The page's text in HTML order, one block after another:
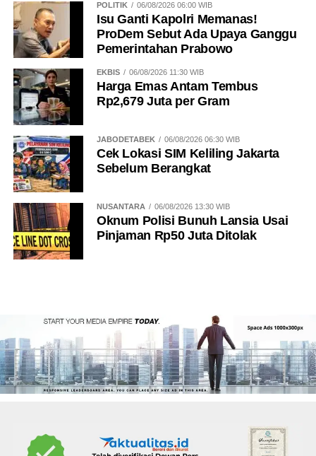
POLITIK 06/08/2026 06:00 WIB
Isu Ganti Kapolri Memanas!
ProDem Sebut Ada Upaya Ganggu
Pemerintahan Prabowo
EKBIS 06/08/2026 11:30 WIB
Harga Emas Antam Tembus
Rp2,679 Juta per Gram
JABODETABEK 06/08/2026 06:30 WIB
Cek Lokasi SIM Keliling Jakarta
Sebelum Berangkat
NUSANTARA 06/08/2026 13:30 WIB
Oknum Polisi Bunuh Lansia Usai
Pinjaman Rp50 Juta Ditolak